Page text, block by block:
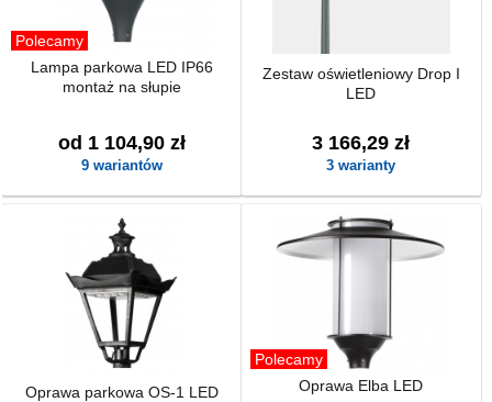
Polecamy
Lampa parkowa LED IP66
montaż na słupie
od 1 104,90 zł
9 wariantów
Zestaw oświetleniowy Drop I
LED
3 166,29 zł
3 warianty
Oprawa parkowa OS-1 LED
Polecamy
Oprawa Elba LED